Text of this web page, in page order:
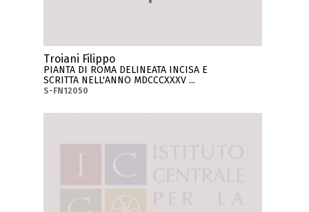
Troiani Filippo
PIANTA DI ROMA DELINEATA INCISA E
SCRITTA NELL'ANNO MDCCCXXXV ...
S-FN12050